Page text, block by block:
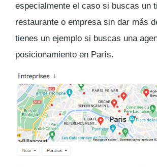
especialmente el caso si buscas un
restaurante o empresa sin dar más
tienes un ejemplo si buscas una
posicionamiento en París.